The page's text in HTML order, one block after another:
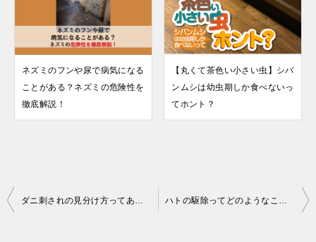
ネズミのフンや尿で病気になる
ことがある？ネズミの危険性を
徹底解説！
【丸くて茶色い小さい虫】シバ
ンムシは幼虫期しか食べないっ
てホント？
投
稿
ダニ刺されの見分け方ってあるの？他の虫刺されと【7つの違いと特徴】 ハトの駆除ってどのようなことをするの？【鳥獣保護法とは】